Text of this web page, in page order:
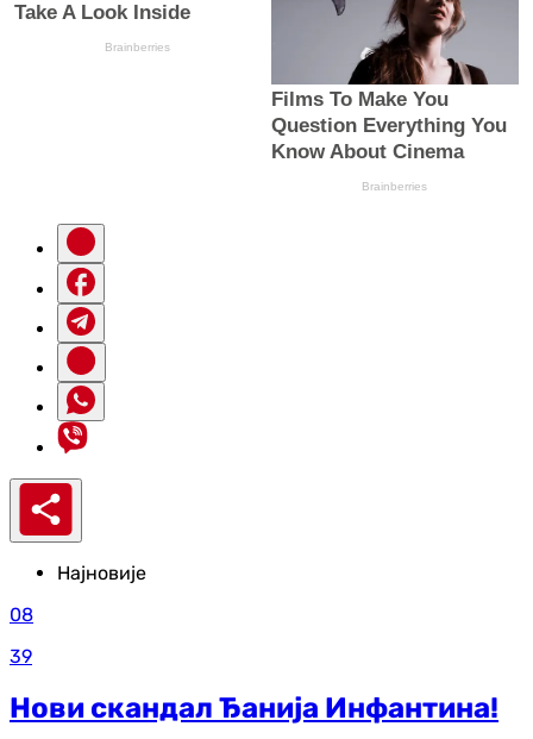
Најновије
08
39
Нови скандал Ђанија Инфантина!